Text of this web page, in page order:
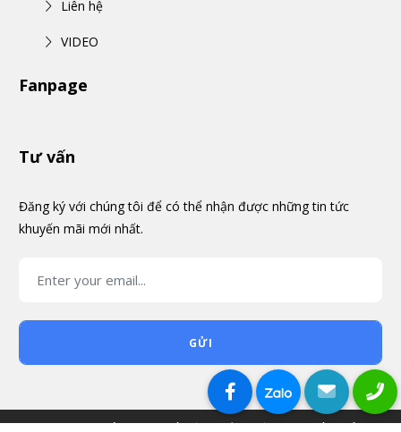
Liên hệ
VIDEO
Fanpage
Tư vấn
Đăng ký với chúng tôi để có thể nhận được những tin tức
khuyến mãi mới nhất.
GỬI